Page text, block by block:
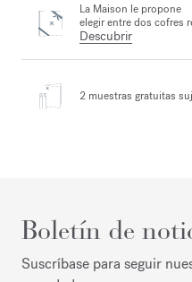
La Maison le propone
elegir entre dos cofres
Descubrir
2 muestras gratuitas
Boletín de
Suscríbase para seguir